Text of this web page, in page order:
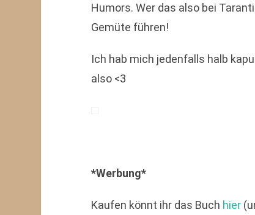
Humors. Wer das also bei
Gemüte führen!
Ich hab mich jedenfalls halb
also <3
*Werbung*
Kaufen könnt ihr das Buch hier